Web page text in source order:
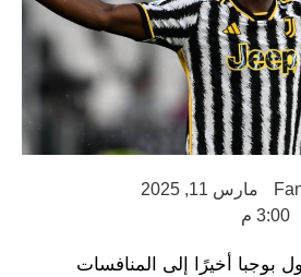
مارس 11, 2025
3:00 م
بوجبا أخيرًا إلى المنافسات